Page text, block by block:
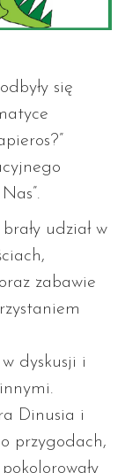
się
udział w
zabawie
dyskusji i
Dinusia i
przygodach,